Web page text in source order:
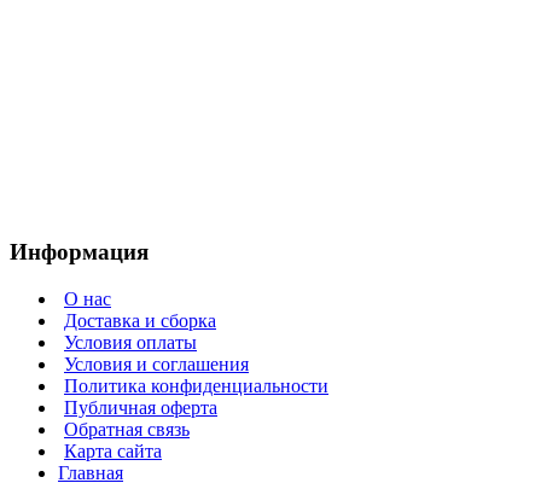
Информация
О нас
Доставка и сборка
Условия оплаты
Условия и соглашения
Политика конфиденциальности
Публичная оферта
Обратная связь
Карта сайта
Главная